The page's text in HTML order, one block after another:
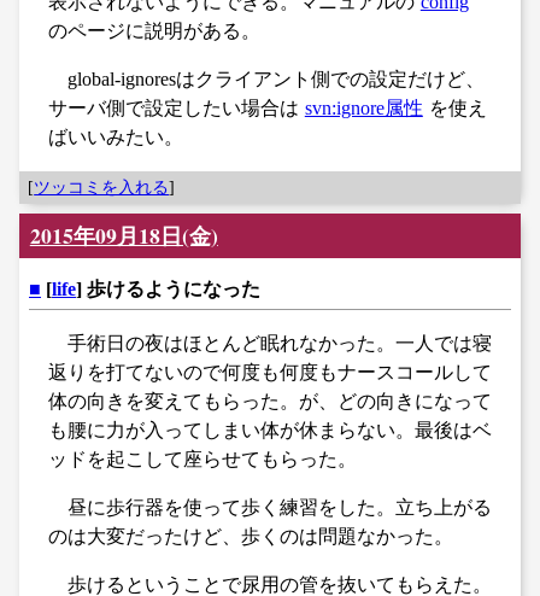
のページに説明がある。
global-ignoresはクライアント側での設定だけど、
サーバ側で設定したい場合は svn:ignore属性 を使え
ばいいみたい。
[ツッコミを入れる]
2015年09月18日(金)
■ [life] 歩けるようになった
手術日の夜はほとんど眠れなかった。一人では寝
返りを打てないので何度も何度もナースコールして
体の向きを変えてもらった。が、どの向きになって
も腰に力が入ってしまい体が休まらない。最後はベ
ッドを起こして座らせてもらった。
昼に歩行器を使って歩く練習をした。立ち上がる
のは大変だったけど、歩くのは問題なかった。
歩けるということで尿用の管を抜いてもらえた。